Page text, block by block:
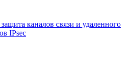
каналов связи и удаленного
IPsec